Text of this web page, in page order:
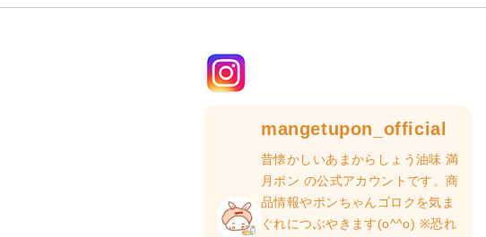
mangetupon_official
昔懐かしいあまからしょう油味 満
月ポン の公式アカウントです。商
品情報やポンちゃんゴロクを気ま
ぐれにつぶやきます(o^^o) ※恐れ